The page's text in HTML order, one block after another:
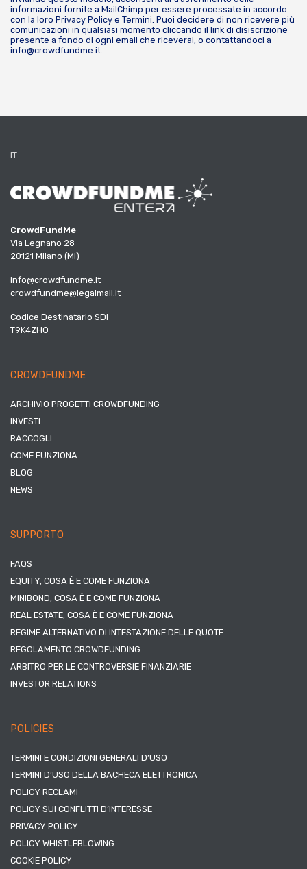
informazioni fornite a MailChimp per essere processate in accordo
con la loro Privacy Policy e Termini. Puoi decidere di non ricevere più
comunicazioni in qualsiasi momento cliccando il link di disiscrizione
presente a fondo di ogni email che riceverai, o contattandoci a
info@crowdfundme.it.
IT
CrowdFundMe
Via Legnano 28
20121 Milano (MI)
info@crowdfundme.it
crowdfundme@legalmail.it
Codice Destinatario SDI
T9K4ZHO
CROWDFUNDME
ARCHIVIO PROGETTI CROWDFUNDING
INVESTI
RACCOGLI
COME FUNZIONA
BLOG
NEWS
SUPPORTO
FAQS
EQUITY, COSA È E COME FUNZIONA
MINIBOND, COSA È E COME FUNZIONA
REAL ESTATE, COSA È E COME FUNZIONA
REGIME ALTERNATIVO DI INTESTAZIONE DELLE QUOTE
REGOLAMENTO CROWDFUNDING
ARBITRO PER LE CONTROVERSIE FINANZIARIE
INVESTOR RELATIONS
POLICIES
TERMINI E CONDIZIONI GENERALI D’USO
TERMINI D’USO DELLA BACHECA ELETTRONICA
POLICY RECLAMI
POLICY SUI CONFLITTI D’INTERESSE
PRIVACY POLICY
POLICY WHISTLEBLOWING
COOKIE POLICY